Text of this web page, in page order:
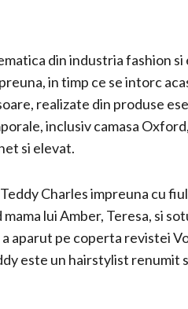
din industria fashion
in timp ce se intorc
realizate din produse
inclusiv camasa
si elevat.
Charles impreuna cu
lui Amber, Teresa, si
aparut pe coperta revistei
este un hairstylist renumit